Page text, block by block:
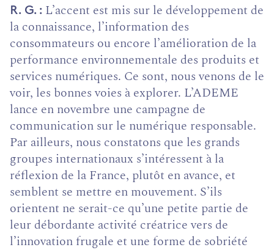
R. G.
L’accent est mis sur le développement de
la connaissance, l’information des
consommateurs ou encore l’amélioration de la
performance environnementale des produits et
services numériques. Ce sont, nous venons de le
voir, les bonnes voies à explorer. L’ADEME
lance en novembre une campagne de
communication sur le numérique responsable.
Par ailleurs, nous constatons que les grands
groupes internationaux s’intéressent à la
réflexion de la France, plutôt en avance, et
semblent se mettre en mouvement. S’ils
orientent ne serait-ce qu’une petite partie de
leur débordante activité créatrice vers de
l’innovation frugale et une forme de sobriété